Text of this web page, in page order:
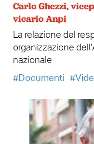
Carlo Ghezzi,
vicario Anpi
La relazione del
organizzazione
nazionale
Documenti